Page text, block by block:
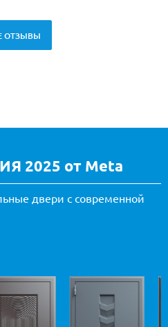
ОТЗЫВЫ
2025 от Meta
двери с современной